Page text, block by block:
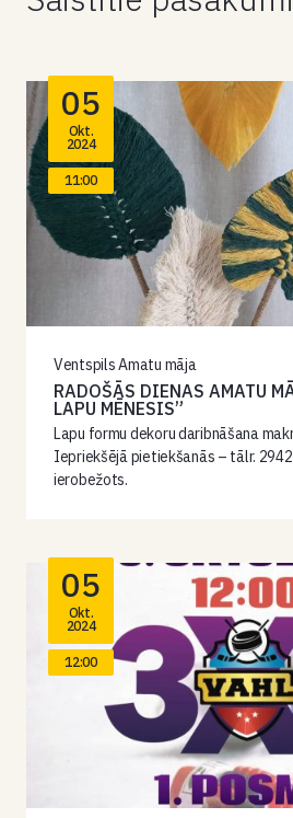
05
Okt.
2024
11:00
Ventspils Amatu māja
RADOŠĀS DIENAS AMATU
LAPU MĒNESIS”
Lapu formu dekoru daribnāšana
Iepriekšējā pietiekšanās – tālr.
ierobežots.
05
Okt.
2024
12:00